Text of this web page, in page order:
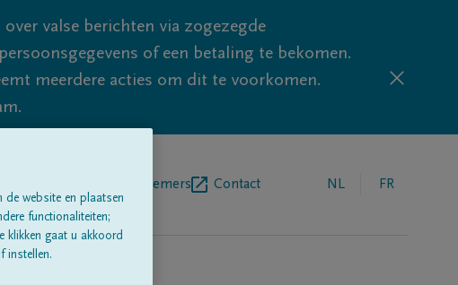
valse berichten via zogezegde
of een betaling te bekomen.
meerdere acties om dit te voorkomen.
Begrafenisondernemers Contact NL FR
de website en plaatsen
functionaliteiten;
klikken gaat u akkoord
instellen.